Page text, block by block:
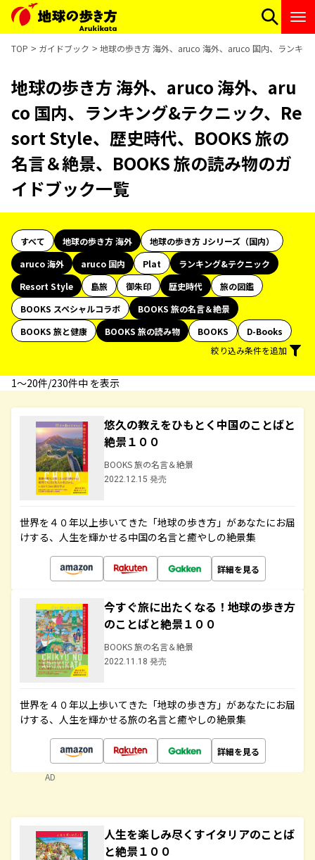
TOP ガイドブック 地球の歩き方 海外、aruco 海外、aruco 国内、ランキ
地球の歩き方 海外、aruco 海外、aru
co 国内、ランキング&テクニック、Re
sort Style、歴史時代、BOOKS 旅の
名言＆絶景、BOOKS 旅の読み物のガ
イドブック一覧
すべて 地球の歩き方 海外
地球の歩き方 Jシリーズ（国内）
aruco 海外
aruco 国内 Plat
ランキング&テクニック
Resort Style
島旅 御朱印 歴史時代
旅の図鑑
BOOKS スペシャルコラボ
BOOKS 旅の名言＆絶景
BOOKS 旅と健康
BOOKS 旅の読み物 BOOKS
D-Books
絞り込み条件を追加
1〜20件/230件中 を表示
悠久の教えをひもとく中国のことばと
絶景１００
BOOKS 旅の名言＆絶景
2022.12.15 発売
世界を４０年以上歩いてきた「地球の歩き方」があなたにお届
けする、人生を輝かせる中国の名言と癒やしの絶景集
詳細を見る
今すぐ旅に出たくなる！地球の歩き方
のことばと絶景１００
BOOKS 旅の名言＆絶景
2022.11.18 発売
世界を４０年以上歩いてきた「地球の歩き方」があなたにお届
けする、人生を輝かせる旅の名言と癒やしの絶景集
詳細を見る
AD
人生を楽しみ尽くすイタリアのことば
と絶景１００